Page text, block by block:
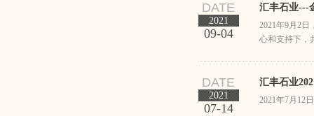
DATE
2021
09-04
汇丰石业---
2021年9月2
心和支持下，
DATE
2021
07-14
汇丰石业
2021年7月12